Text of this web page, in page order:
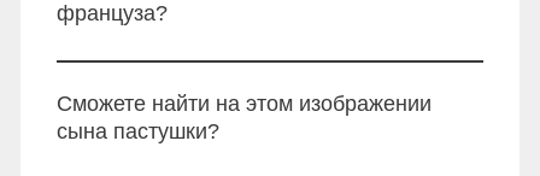
француза?
Сможете найти на этом изображении
сына пастушки?